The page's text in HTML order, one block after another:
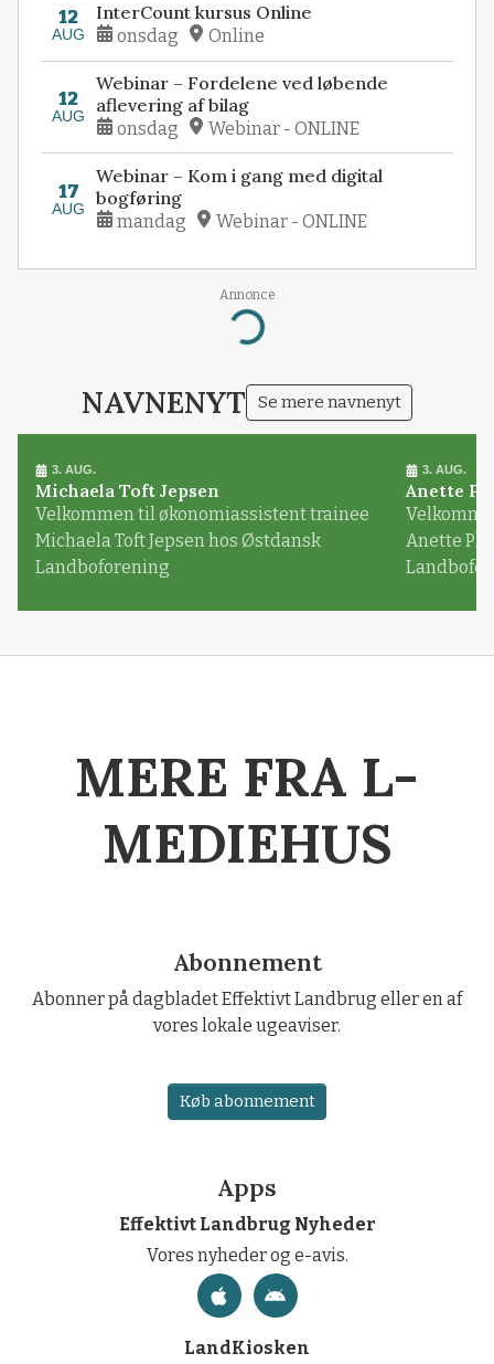
12
AUG
InterCount kursus Online
onsdag Online
12
AUG
Webinar – Fordelene ved løbende
aflevering af bilag
onsdag Webinar - ONLINE
17
AUG
Webinar – Kom i gang med digital
bogføring
mandag Webinar - ONLINE
Annonce
Loading...
NAVNENYT Se mere navnenyt
3. AUG.
Michaela Toft Jepsen
Velkommen til økonomiassistent trainee
Michaela Toft Jepsen hos Østdansk
Landboforening
3. AUG.
Anette
Anette
MERE FRA L-
MEDIEHUS
Abonnement
Abonner på dagbladet Effektivt Landbrug eller en af
vores lokale ugeaviser.
Køb abonnement
Apps
Effektivt Landbrug Nyheder
Vores nyheder og e-avis.
LandKiosken